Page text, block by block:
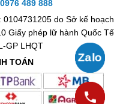
0976 489 888
do Sở kế hoạch
Giấy phép lữ hành Quốc Tế
GP LHQT
TOÁN